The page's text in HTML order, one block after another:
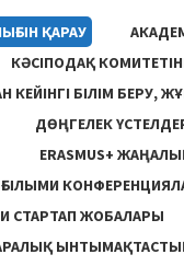
ҚАРАУ
КӘСІПОДАҚ
КЕЙІНГІ БІЛІМ БЕРУ,
ДӨҢГЕЛЕК
ERASMUS+
ҒЫЛЫМИ
СТАРТАП ЖОБАЛАРЫ